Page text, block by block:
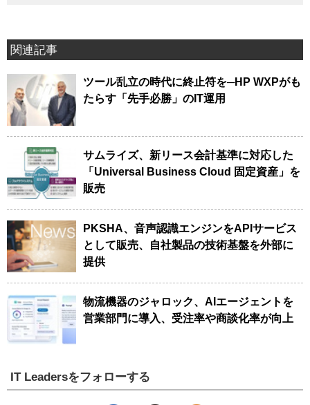
関連記事
ツール乱立の時代に終止符を─HP WXPがも
たらす「先手必勝」のIT運用
サムライズ、新リース会計基準に対応した
「Universal Business Cloud 固定資産」を
販売
PKSHA、音声認識エンジンをAPIサービス
として販売、自社製品の技術基盤を外部に
提供
物流機器のジャロック、AIエージェントを
営業部門に導入、受注率や商談化率が向上
IT Leadersをフォローする